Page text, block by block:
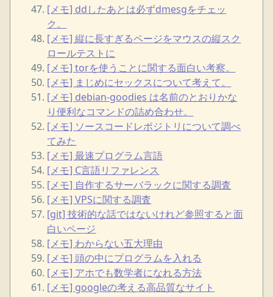
[メモ] ddしたあとは必ずdmesgをチェッ
ク。
[メモ] 縦に長すぎるページをマウスの縦スク
ロールテストに
[メモ] torを使うことに関する面白い考察。
[メモ] まじめにセックスについて考えて。
[メモ] debian-goodies は名前のとおりかな
り便利なコマンドの詰め合わせ。
[メモ] ソースコードレポジトリについて調べ
てみた
[メモ] 最速プログラム言語
[メモ] C言語リファレンス
[メモ] 自作するサーバラックに関する調査
[メモ] VPSに関する調査
[git] 技術的な話ではないけれど参照すると面
白いページ
[メモ] わからない五大理由
[メモ] 頭の中にプログラムを入れる
[メモ] アホでも数学者になれる方法
[メモ] googleの考える高品質なサイト